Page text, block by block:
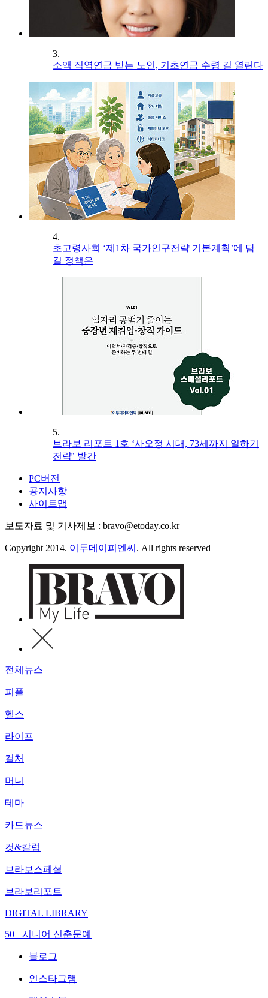
3.
소액 직역연금 받는 노인, 기초연금 수령 길 열린다
4.
초고령사회 ‘제1차 국가인구전략 기본계획’에 담
길 정책은
5.
브라보 리포트 1호 ‘사오정 시대, 73세까지 일하기
전략’ 발간
PC버전
공지사항
사이트맵
보도자료 및 기사제보 : bravo@etoday.co.kr
Copyright 2014. 이투데이피엔씨 . All rights reserved
전체뉴스
피플
헬스
라이프
컬처
머니
테마
카드뉴스
컷&칼럼
브라보스페셜
브라보리포트
DIGITAL LIBRARY
50+ 시니어 신춘문예
블로그
인스타그램